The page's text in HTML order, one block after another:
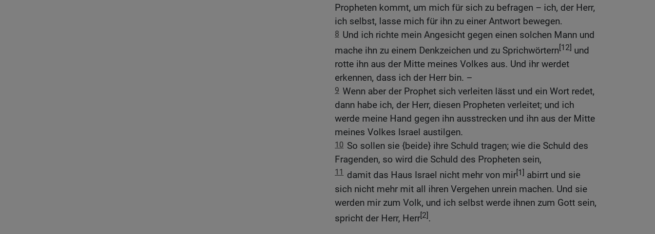
Propheten kommt, um mich für sich zu befragen – ich, der Herr,
ich selbst, lasse mich für ihn zu einer Antwort bewegen.
8 Und ich richte mein Angesicht gegen einen solchen Mann und
mache ihn zu einem Denkzeichen und zu Sprichwörtern[12] und
rotte ihn aus der Mitte meines Volkes aus. Und ihr werdet
erkennen, dass ich der Herr bin. –
9 Wenn aber der Prophet sich verleiten lässt und ein Wort redet,
dann habe ich, der Herr, diesen Propheten verleitet; und ich
werde meine Hand gegen ihn ausstrecken und ihn aus der Mitte
meines Volkes Israel austilgen.
10 So sollen sie {beide} ihre Schuld tragen; wie die Schuld des
Fragenden, so wird die Schuld des Propheten sein,
11 damit das Haus Israel nicht mehr von mir[1] abirrt und sie
sich nicht mehr mit all ihren Vergehen unrein machen. Und sie
werden mir zum Volk, und ich selbst werde ihnen zum Gott sein,
spricht der Herr, Herr[2].